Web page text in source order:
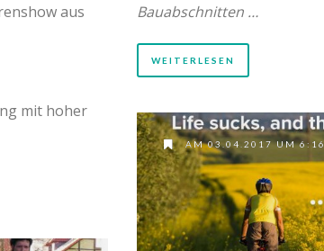
Bauabschnitten …
WEITERLESEN
aus
mit hoher
AM 03.04.2017 UM 6:16